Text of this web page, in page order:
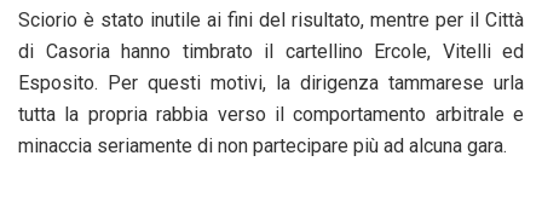
Sciorio è stato inutile ai fini del risultato, mentre per il Città
di Casoria hanno timbrato il cartellino Ercole, Vitelli ed
Esposito. Per questi motivi, la dirigenza tammarese urla
tutta la propria rabbia verso il comportamento arbitrale e
minaccia seriamente di non partecipare più ad alcuna gara.